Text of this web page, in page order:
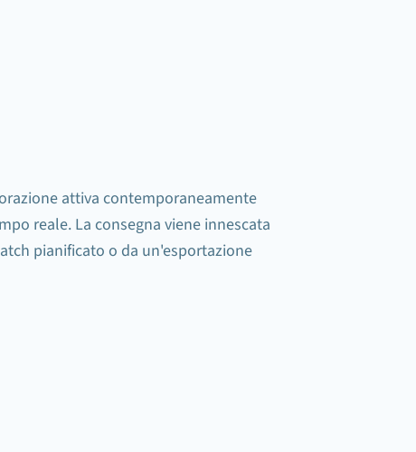
attiva contemporaneamente
reale. La consegna viene innescata
pianificato o da un'esportazione